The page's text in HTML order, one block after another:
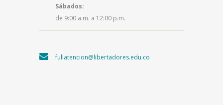
Sábados:
de 9:00 a.m. a 12:00 p.m.
fullatencion@libertadores.edu.co